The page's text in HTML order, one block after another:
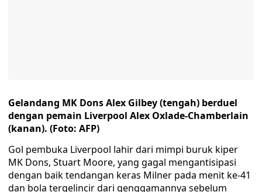
Gelandang MK Dons Alex Gilbey (tengah) berduel
dengan pemain Liverpool Alex Oxlade-Chamberlain
(kanan). (Foto: AFP)
Gol pembuka Liverpool lahir dari mimpi buruk kiper
MK Dons, Stuart Moore, yang gagal mengantisipasi
dengan baik tendangan keras Milner pada menit ke-41
dan bola tergelincir dari genggamannya sebelum